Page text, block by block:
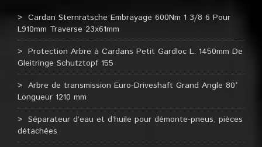
Cardan Sternratsche Embrayage 600Nm 1 3/8 6 Pour
L910mm Traverse 23x61mm
Protection Arbre à Cardans Petit Gardloc L. 1450mm De
Gleitringe Schutztopf 155
Arbre de transmission Euro-Driveshaft Grand Angle 80°
Longueur 1210 mm
Séparateur d’eau et d’huile pour démonte-pneus, pièces
détachées